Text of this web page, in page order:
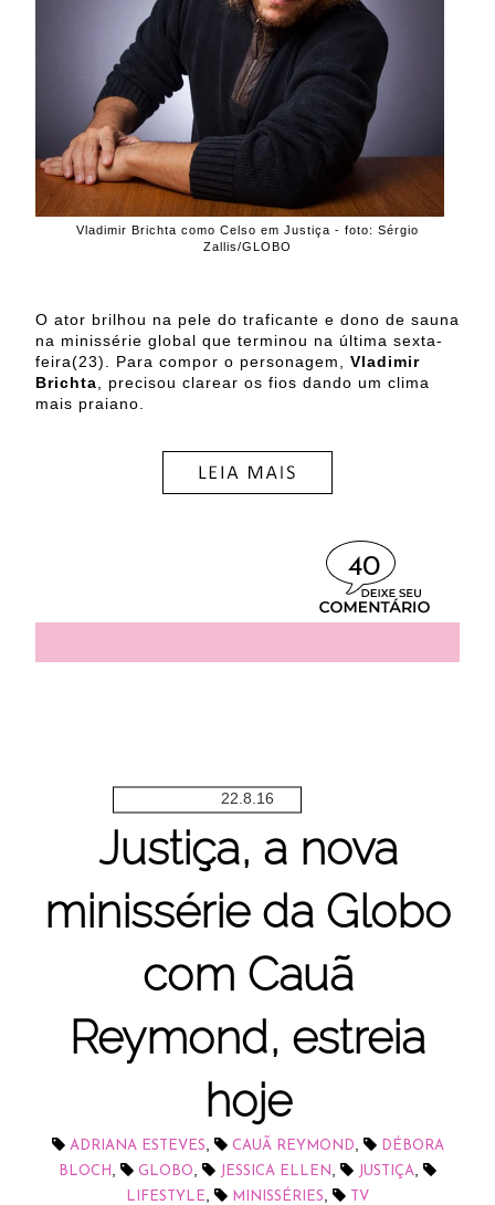
Vladimir Brichta como Celso em Justiça - foto: Sérgio
Zallis/GLOBO
O ator brilhou na pele do traficante e dono de sauna
na minissérie global que terminou na última sexta-
feira(23). Para compor o personagem, Vladimir
Brichta , precisou clarear os fios dando um clima
mais praiano.
40
22.8.16
Justiça, a nova
minissérie da Globo
com Cauã
Reymond, estreia
hoje
ADRIANA ESTEVES CAUÃ REYMOND
DÉBORA
BLOCH
GLOBO JESSICA ELLEN JUSTIÇA
LIFESTYLE MINISSÉRIES TV